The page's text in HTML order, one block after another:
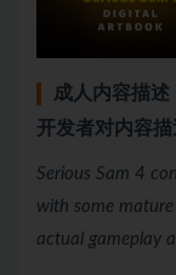
成人内容描述
开发者对内容描
Serious Sam 4
with some
actual gameplay